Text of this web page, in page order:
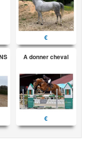
€
A donner cheval
€